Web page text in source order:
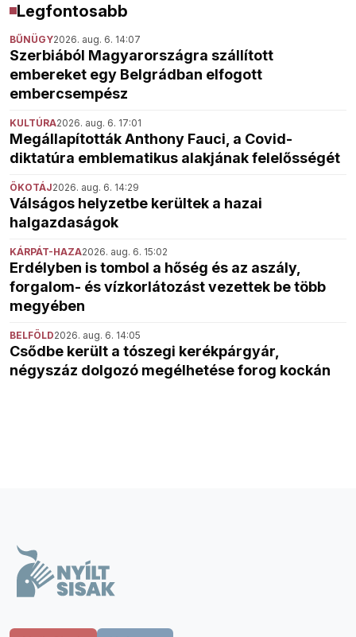
Legfontosabb
BŰNÜGY2026. aug. 6. 14:07
Szerbiából Magyarországra szállított
embereket egy Belgrádban elfogott
embercsempész
KULTÚRA2026. aug. 6. 17:01
Megállapították Anthony Fauci, a Covid-
diktatúra emblematikus alakjának felelősségét
ÖKOTÁJ2026. aug. 6. 14:29
Válságos helyzetbe kerültek a hazai
halgazdaságok
KÁRPÁT-HAZA2026. aug. 6. 15:02
Erdélyben is tombol a hőség és az aszály,
forgalom- és vízkorlátozást vezettek be több
megyében
BELFÖLD2026. aug. 6. 14:05
Csődbe került a tószegi kerékpárgyár,
négyszáz dolgozó megélhetése forog kockán